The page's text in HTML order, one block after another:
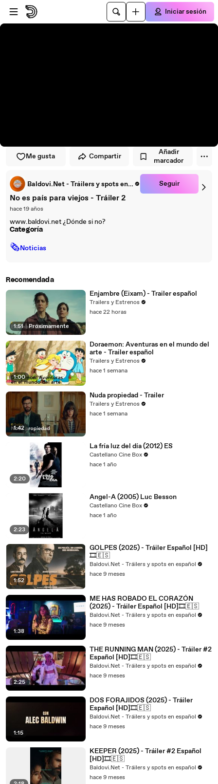
Saltar al reproductor
Saltar al contenido principal
Iniciar sesión
Me gusta Compartir
Añadir
marcador
Baldovi.Net - Tráilers y spots en español Seguir
No es país para viejos - Tráiler 2
hace 19 años
www.baldovi.net ¿Dónde si no?
Categoría
🗞Noticias
Recomendada
1:51 | Próximamente
Enjambre (Eixam) - Trailer español
Trailers y Estrenos
hace 22 horas
1:00
Doraemon: Aventuras en el mundo del
arte - Trailer español
Trailers y Estrenos
hace 1 semana
1:42
Nuda propiedad - Trailer
Trailers y Estrenos
hace 1 semana
2:20
La fría luz del día (2012) ES
Castellano Cine Box
hace 1 año
2:23
Angel-A (2005) Luc Besson
Castellano Cine Box
hace 1 año
1:52
GOLPES (2025) - Tráiler Español [HD]
🎞️🇪🇸
Baldovi.Net - Tráilers y spots en español
hace 9 meses
1:38
ME HAS ROBADO EL CORAZÓN
(2025) - Tráiler Español [HD]🎞️🇪🇸
Baldovi.Net - Tráilers y spots en español
hace 9 meses
2:25
THE RUNNING MAN (2025) - Tráiler #2
Español [HD]🎞️🇪🇸
Baldovi.Net - Tráilers y spots en español
hace 9 meses
1:15
DOS FORAJIDOS (2025) - Tráiler
Español [HD]🎞️🇪🇸
Baldovi.Net - Tráilers y spots en español
hace 9 meses
KEEPER (2025) - Tráiler #2 Español
[HD]🎞️🇪🇸
Baldovi.Net - Tráilers y spots en español
hace 9 meses